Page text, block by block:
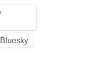
Bluesky